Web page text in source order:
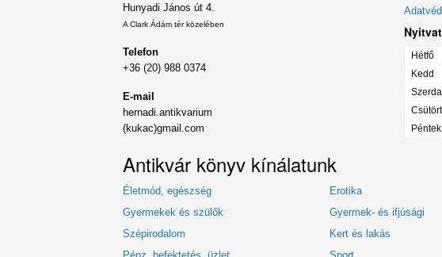
Hunyadi János út 4.
A Clark Ádám tér közelében
Telefon
+36 (20) 988 0374
E-mail
hernadi.antikvarium
(kukac)gmail.com
Hétfő
Kedd
Szerda
Péntek
Antikvár könyv kínálatunk
Életmód, egészség Erotika
Gyermekek és szülők
Gyermek- és ifjúsági
Szépirodalom
Kert és lakás